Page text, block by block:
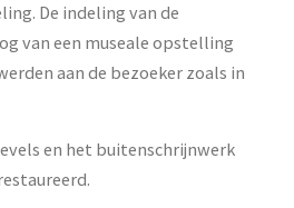
De indeling van de
van een museale opstelling
aan de bezoeker zoals in
en het buitenschrijnwerk